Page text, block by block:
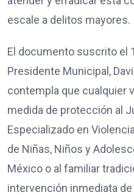
escale a delitos mayores.
El documento suscrito el
Presidente Municipal,
contempla que cualquier
medida de protección al
Especializado en
de Niñas, Niños y
México o al familiar
intervención inmediata